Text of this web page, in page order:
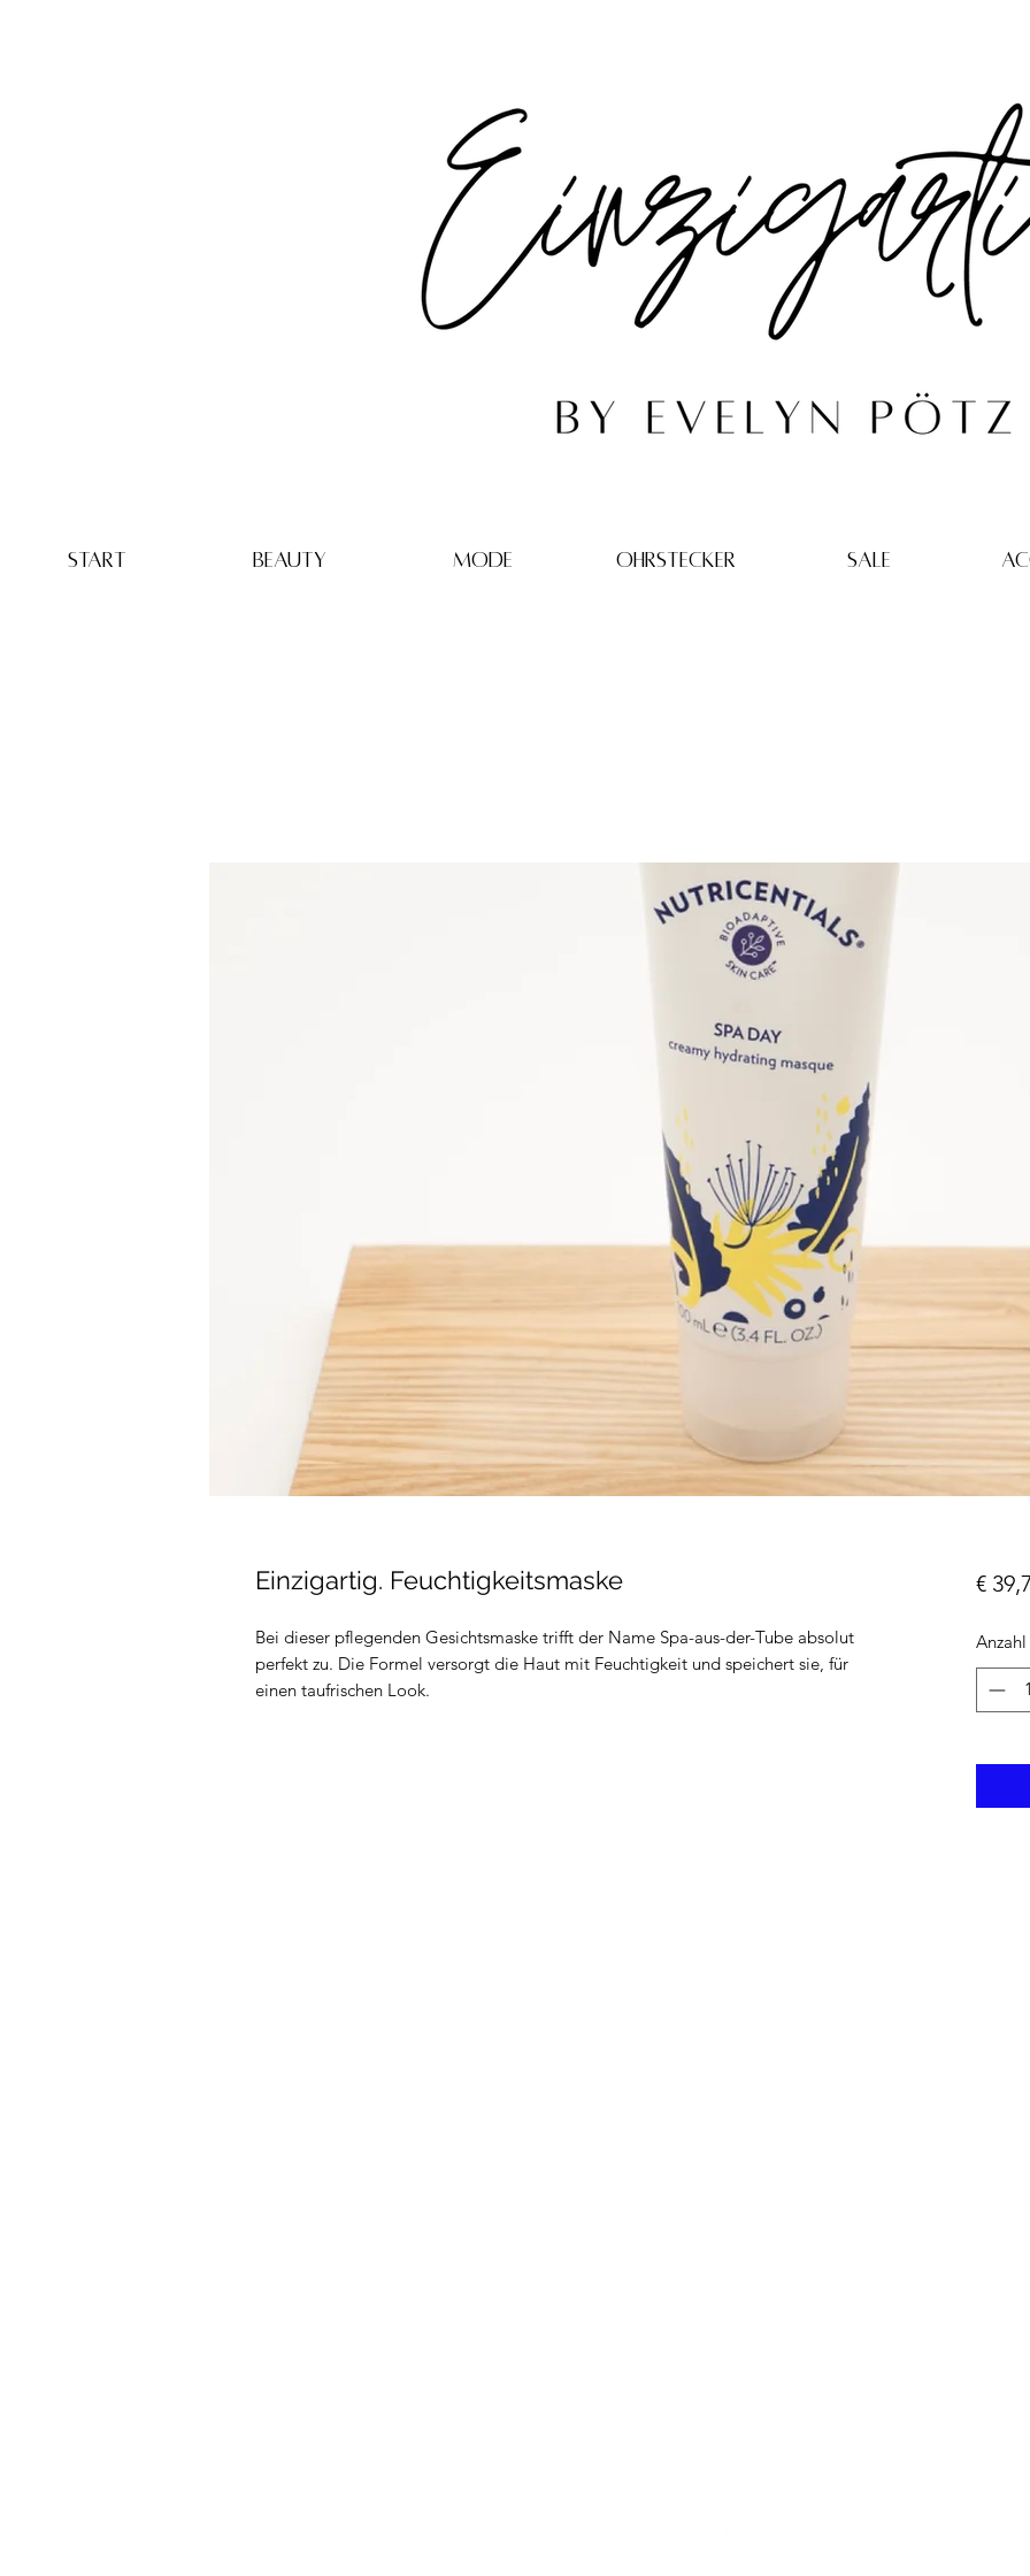
Start BEAUTY MODE OHRSTECKER SALE
Einzigartig. Feuchtigkeitsmaske
Bei dieser pflegenden Gesichtsmaske trifft der Name Spa-aus-der-Tube absolut
perfekt zu. Die Formel versorgt die Haut mit Feuchtigkeit und speichert sie, für
einen taufrischen Look.
€
Anzahl